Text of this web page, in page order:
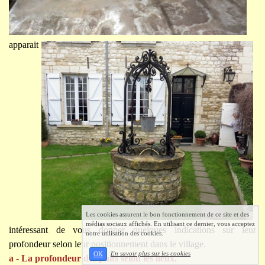
apparait
intéressant de vous donner quelques indications sur leur
profondeur selon leur positionnement dans le village.
a - La profondeur des puits selon les lieux.
Les cookies assurent le bon fonctionnement de ce site et des
médias sociaux affichés. En utilisant ce dernier, vous acceptez
notre utilisation des cookies.
OK En savoir plus sur les cookies